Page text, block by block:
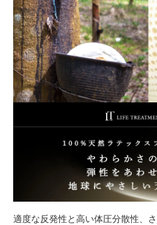
適度な反発性と高い体圧分散性、